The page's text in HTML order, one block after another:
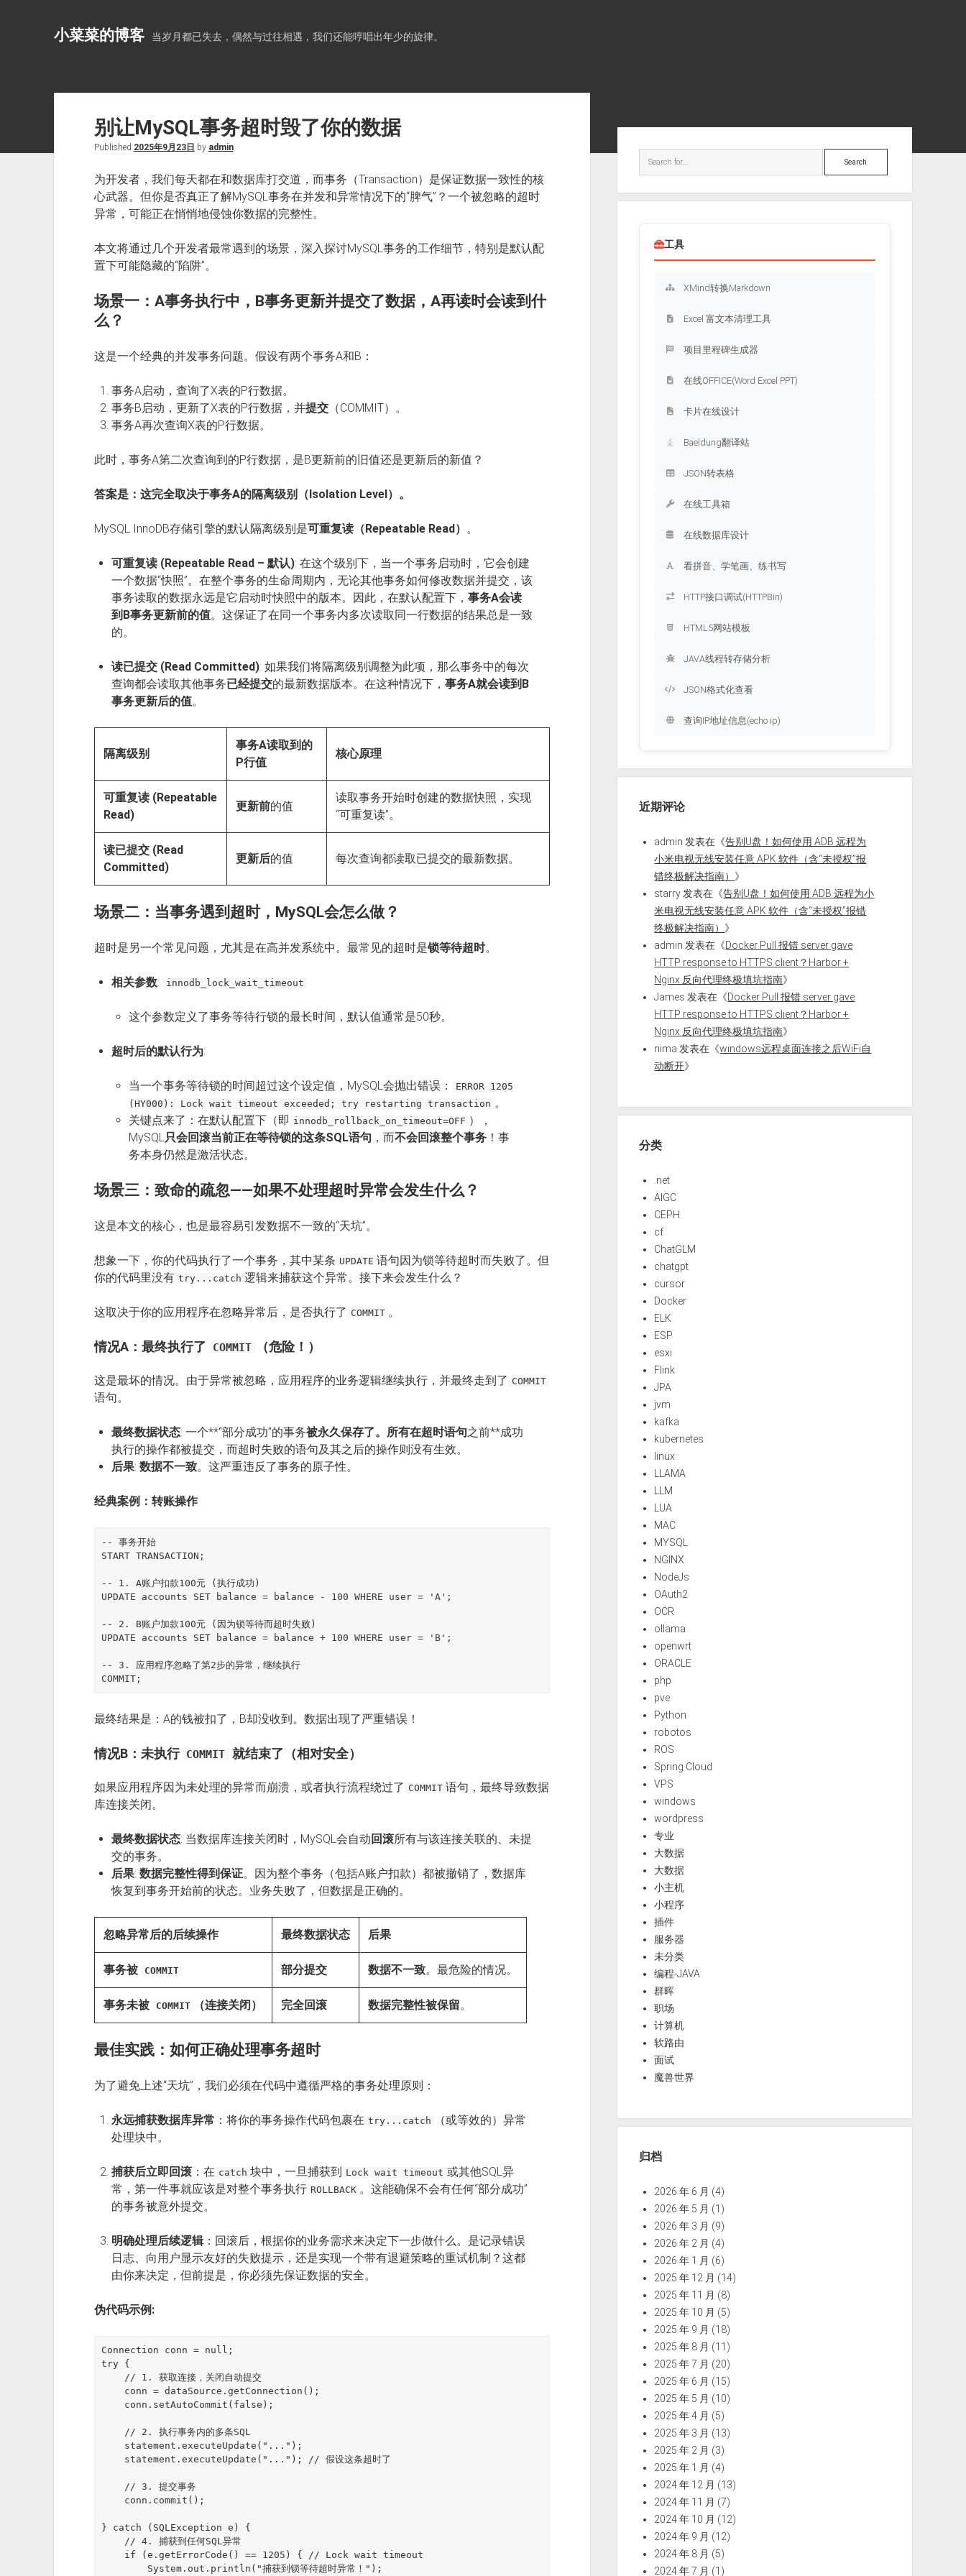
小菜菜的博客 当岁月都已失去，偶然与过往相遇，我们还能哼唱出年少的旋律。
别让MySQL事务超时毁了你的数据
Published 2025年9月23日 by admin
为开发者，我们每天都在和数据库打交道，而事务（Transaction）是保证数据一致性的核
心武器。但你是否真正了解MySQL事务在并发和异常情况下的“脾气”？一个被忽略的超时
异常，可能正在悄悄地侵蚀你数据的完整性。
本文将通过几个开发者最常遇到的场景，深入探讨MySQL事务的工作细节，特别是默认配
置下可能隐藏的“陷阱”。
场景一：A事务执行中，B事务更新并提交了数据，A再读时会读到什
么？
这是一个经典的并发事务问题。假设有两个事务A和B：
事务A启动，查询了X表的P行数据。
事务B启动，更新了X表的P行数据，并提交（COMMIT）。
事务A再次查询X表的P行数据。
此时，事务A第二次查询到的P行数据，是B更新前的旧值还是更新后的新值？
答案是：这完全取决于事务A的隔离级别（Isolation Level）。
MySQL InnoDB存储引擎的默认隔离级别是可重复读（Repeatable Read） 。
可重复读 (Repeatable Read – 默认): 在这个级别下，当一个事务启动时，它会创建
一个数据“快照”。在整个事务的生命周期内，无论其他事务如何修改数据并提交，该
事务读取的数据永远是它启动时快照中的版本。因此，在默认配置下， 事务A会读
到B事务更新前的值。这保证了在同一个事务内多次读取同一行数据的结果总是一致
的。
读已提交 (Read Committed): 如果我们将隔离级别调整为此项，那么事务中的每次
查询都会读取其他事务已经提交的最新数据版本。在这种情况下， 事务A就会读到B
事务更新后的值。
隔离级别
事务A读取到的
P行值
核心原理
可重复读 (Repeatable
Read)
更新前的值
读取事务开始时创建的数据快照，实现
“可重复读”。
读已提交 (Read
Committed)
更新后的值 每次查询都读取已提交的最新数据。
场景二：当事务遇到超时，MySQL会怎么做？
超时是另一个常见问题，尤其是在高并发系统中。最常见的超时是锁等待超时。
相关参数: innodb_lock_wait_timeout
这个参数定义了事务等待行锁的最长时间，默认值通常是50秒。
超时后的默认行为:
当一个事务等待锁的时间超过这个设定值，MySQL会抛出错误：
ERROR 1205
(HY000): Lock wait timeout exceeded; try restarting transaction 。
关键点来了：在默认配置下（即 innodb_rollback_on_timeout=OFF ），
MySQL只会回滚当前正在等待锁的这条SQL语句 ，而不会回滚整个事务！事
务本身仍然是激活状态。
场景三：致命的疏忽——如果不处理超时异常会发生什么？
这是本文的核心，也是最容易引发数据不一致的“天坑”。
想象一下，你的代码执行了一个事务，其中某条 UPDATE 语句因为锁等待超时而失败了。但
你的代码里没有 try...catch 逻辑来捕获这个异常。接下来会发生什么？
这取决于你的应用程序在忽略异常后，是否执行了 COMMIT 。
情况A：最终执行了 COMMIT （危险！）
这是最坏的情况。由于异常被忽略，应用程序的业务逻辑继续执行，并最终走到了 COMMIT
语句。
最终数据状态: 一个**“部分成功”的事务被永久保存了。所有在超时语句之前**成功
执行的操作都被提交，而超时失败的语句及其之后的操作则没有生效。
后果: 数据不一致。这严重违反了事务的原子性。
经典案例：转账操作
-- 事务开始
START TRANSACTION;
-- 1. A账户扣款100元 (执行成功)
UPDATE accounts SET balance = balance - 100 WHERE user = 'A';
-- 2. B账户加款100元 (因为锁等待而超时失败)
UPDATE accounts SET balance = balance + 100 WHERE user = 'B';
-- 3. 应用程序忽略了第2步的异常，继续执行
最终结果是：A的钱被扣了，B却没收到。数据出现了严重错误！
情况B：未执行 COMMIT 就结束了（相对安全）
如果应用程序因为未处理的异常而崩溃，或者执行流程绕过了 COMMIT 语句，最终导致数据
库连接关闭。
最终数据状态: 当数据库连接关闭时，MySQL会自动 回滚所有与该连接关联的、未提
交的事务。
后果: 数据完整性得到保证。因为整个事务（包括A账户扣款）都被撤销了，数据库
恢复到事务开始前的状态。业务失败了，但数据是正确的。
忽略异常后的后续操作 最终数据状态 后果
事务被 COMMIT 部分提交 数据不一致。最危险的情况。
事务未被 COMMIT （连接关闭） 完全回滚 数据完整性被保留。
最佳实践：如何正确处理事务超时
为了避免上述“天坑”，我们必须在代码中遵循严格的事务处理原则：
永远捕获数据库异常 ：将你的事务操作代码包裹在 try...catch
（或等效的）异常
处理块中。
捕获后立即回滚：在 catch 块中，一旦捕获到 Lock wait timeout 或其他SQL异
常，第一件事就应该是对整个事务执行 ROLLBACK 。这能确保不会有任何“部分成功”
的事务被意外提交。
明确处理后续逻辑：回滚后，根据你的业务需求来决定下一步做什么。是记录错误
日志、向用户显示友好的失败提示，还是实现一个带有退避策略的重试机制？这都
由你来决定，但前提是，你必须先保证数据的安全。
伪代码示例:
Connection conn = null;
try {
} catch (SQLException e) {
Search
工具
XMind转换Markdown
Excel 富文本清理工具
项目里程碑生成器
在线OFFICE(Word Excel PPT)
卡片在线设计
Baeldung翻译站
JSON转表格
在线工具箱
在线数据库设计
看拼音、学笔画、练书写
HTTP接口调试(HTTPBin)
HTML5网站模板
JAVA线程转存储分析
JSON格式化查看
查询IP地址信息(echo ip)
近期评论
admin 发表在《告别U盘！如何使用 ADB 远程为
小米电视无线安装任意 APK 软件（含“未授权”报
错终极解决指南） 》
starry 发表在《告别U盘！如何使用 ADB 远程为小
米电视无线安装任意 APK 软件（含“未授权”报错
终极解决指南） 》
admin 发表在《Docker Pull 报错 server gave
HTTP response to HTTPS client？Harbor +
Nginx 反向代理终极填坑指南》
James 发表在《Docker Pull 报错 server gave
HTTP response to HTTPS client？Harbor +
Nginx 反向代理终极填坑指南》
nima 发表在《windows远程桌面连接之后WiFi自
动断开》
分类
.net
AIGC
CEPH
cf
ChatGLM
chatgpt
cursor
Docker
ELK
ESP
esxi
Flink
JPA
jvm
kafka
kubernetes
linux
LLAMA
LLM
LUA
MAC
MYSQL
NGINX
NodeJs
OAuth2
OCR
ollama
openwrt
ORACLE
php
pve
Python
robotos
ROS
Spring Cloud
VPS
windows
wordpress
专业
大数据
大数据
小主机
小程序
插件
服务器
未分类
编程-JAVA
群晖
职场
计算机
软路由
面试
魔兽世界
归档
2026 年 6 月 (4)
2026 年 5 月 (1)
2026 年 3 月 (9)
2026 年 2 月 (4)
2026 年 1 月 (6)
2025 年 12 月 (14)
2025 年 11 月 (8)
2025 年 10 月 (5)
2025 年 9 月 (18)
2025 年 8 月 (11)
2025 年 7 月 (20)
2025 年 6 月 (15)
2025 年 5 月 (10)
2025 年 4 月 (5)
2025 年 3 月 (13)
2025 年 2 月 (3)
2025 年 1 月 (4)
2024 年 12 月 (13)
2024 年 11 月 (7)
2024 年 10 月 (12)
2024 年 9 月 (12)
2024 年 8 月 (5)
2024 年 7 月 (1)